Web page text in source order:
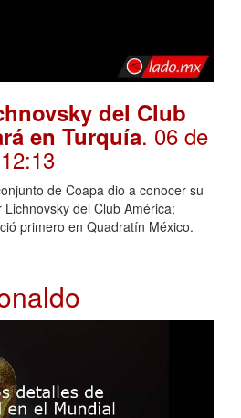
del Club
en Turquía. 06 de
de Coapa dio a conocer su
del Club América;
primero en Quadratín México.